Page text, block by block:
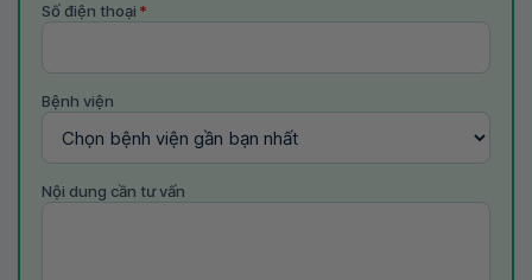
Số điện thoại *
Bệnh viện
Nội dung cần tư vấn